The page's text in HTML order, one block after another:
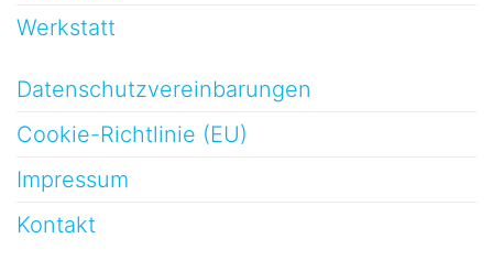
Werkstatt
Datenschutzvereinbarungen
Cookie-Richtlinie (EU)
Impressum
Kontakt